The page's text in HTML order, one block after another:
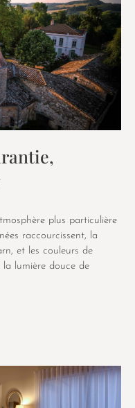
plus particulière
raccourcissent, la
et les couleurs de
la lumière douce de